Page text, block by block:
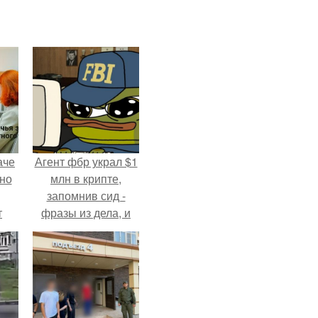
Агент фбр украл $1
млн в крипте,
запомнив сид -
фразы из дела, и
советовался с
Chatgpt, как их
потратить.